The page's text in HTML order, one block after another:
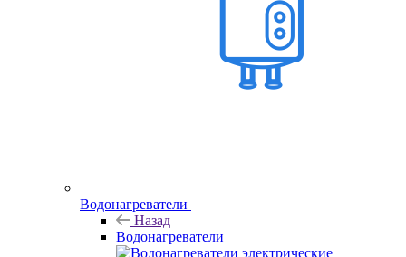
Водонагреватели
Назад
Водонагреватели